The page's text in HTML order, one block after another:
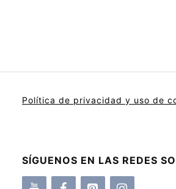
Política de privacidad y uso de
SÍGUENOS EN LAS REDES